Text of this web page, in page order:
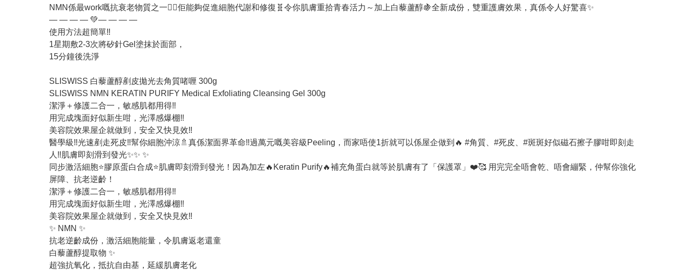
NMN係最work嘅抗衰老物質之一👍🏻佢能夠促進細胞代謝和修復🧬令你肌膚重拾青春活力～加上白藜蘆醇🍇全新成份，雙重護膚效果，真係令人好驚喜✨
— — — — 💚— — — —
使用方法超簡單‼️
1星期敷2-3次將矽針Gel塗抹於面部，
15分鐘後洗淨
SLISWISS 白藜蘆醇剷皮拋光去角質啫喱 300g
SLISWISS NMN KERATIN PURIFY Medical Exfoliating Cleansing Gel 300g
潔淨＋修護二合一，敏感肌都用得‼️
用完成塊面好似新生咁，光澤感爆棚‼️
美容院效果屋企就做到，安全又快見效‼️
醫學級‼️光速剷走死皮‼️幫你細胞沖涼🚿真係潔面界革命‼️過萬元嘅美容級Peeling，而家唔使1折就可以係屋企做到🔥 #角質、#死皮、#斑斑好似磁石擦子膠咁即刻走
人‼️肌膚即刻滑到發光✨✨ ✨
同步激活細胞⭐️膠原蛋白合成⭐️肌膚即刻滑到發光！因為加左🔥Keratin Purify🔥補充角蛋白就等於肌膚有了「保護罩」❤️🥰 用完完全唔會乾、唔會繃緊，仲幫你強化
屏障、抗老逆齡！
潔淨＋修護二合一，敏感肌都用得‼️
用完成塊面好似新生咁，光澤感爆棚‼️
美容院效果屋企就做到，安全又快見效‼️
✨ NMN ✨
抗老逆齡成份，激活細胞能量，令肌膚返老還童
白藜蘆醇提取物 ✨
超強抗氧化，抵抗自由基，延緩肌膚老化